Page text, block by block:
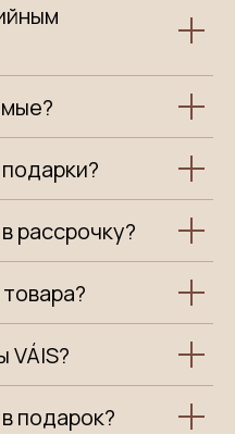
рассрочку?
VÁIS?
подарок?